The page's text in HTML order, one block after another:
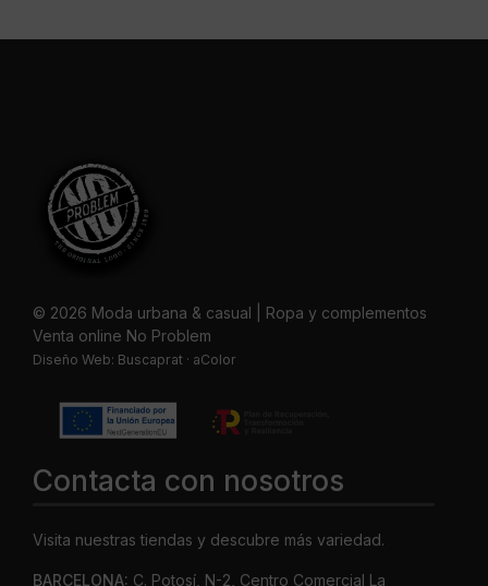
© 2026 Moda urbana & casual | Ropa y complementos
Venta online No Problem
Diseño Web: Buscaprat · aColor
Contacta con nosotros
Visita nuestras tiendas y descubre más variedad.
BARCELONA: C. Potosí, N-2, Centro Comercial La